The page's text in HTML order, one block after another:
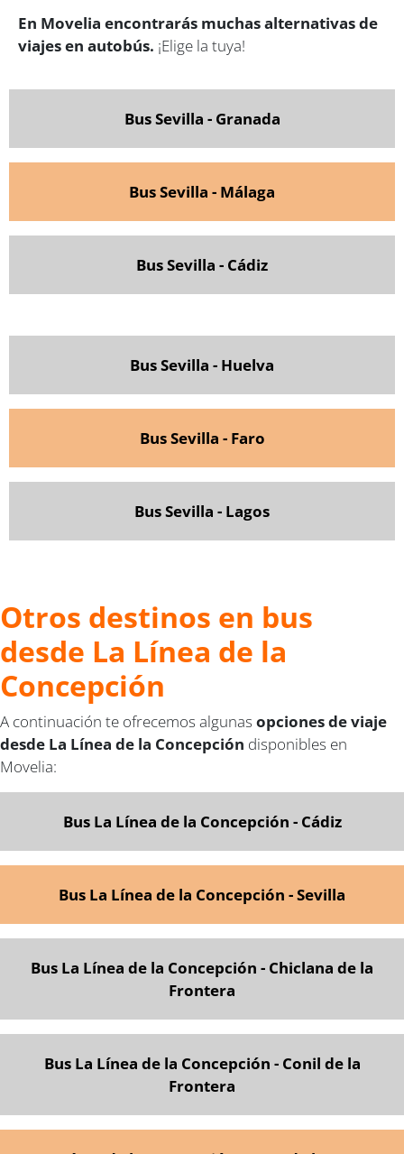
En Movelia encontrarás muchas alternativas de
viajes en autobús. ¡Elige la tuya!
Bus Sevilla - Granada
Bus Sevilla - Málaga
Bus Sevilla - Cádiz
Bus Sevilla - Huelva
Bus Sevilla - Faro
Bus Sevilla - Lagos
Otros destinos en bus
desde La Línea de la
Concepción
A continuación te ofrecemos algunas opciones de viaje
desde La Línea de la Concepción disponibles en
Movelia:
Bus La Línea de la Concepción - Cádiz
Bus La Línea de la Concepción - Sevilla
Bus La Línea de la Concepción - Chiclana de la
Frontera
Bus La Línea de la Concepción - Conil de la
Frontera